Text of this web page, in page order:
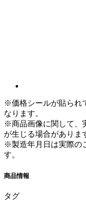
※価格シールが貼られ
なります。
※商品画像に関して、
が生じる場合がありま
※製造年月日は実際の
す。
商品情報
タグ